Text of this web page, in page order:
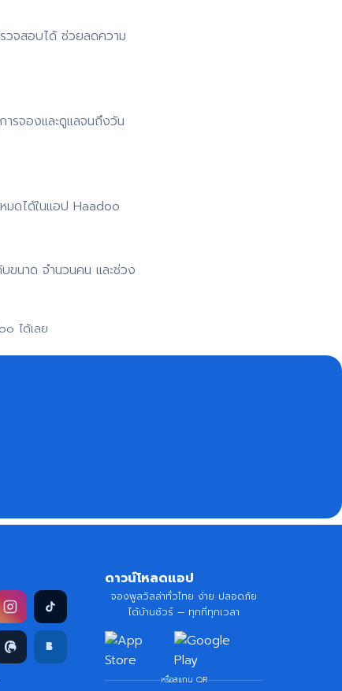
วจสอบได้ ช่วยลดความ
รจองและดูแลจนถึงวัน
มดได้ในแอป Haadoo
ขนาด จำนวนคน และช่วง
ได้เลย
ดาวน์โหลดแอป
จองพูลวิลล่าทั่วไทย ง่าย ปลอดภัย
ได้บ้านชัวร์ — ทุกที่ทุกเวลา
หรือสแกน QR